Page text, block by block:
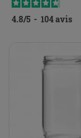
4.8/5 - 104avis